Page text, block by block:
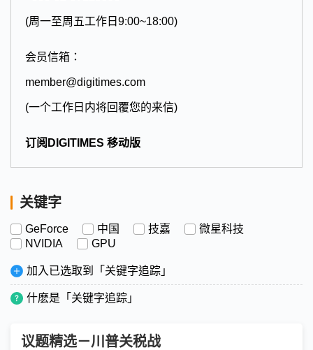
(周一至周五工作日9:00~18:00)
会员信箱：
member@digitimes.com
(一个工作日内将回覆您的来信)
订阅DIGITIMES 移动版
关键字
GeForce 中国 技嘉
微星科技
NVIDIA
GPU
加入已选取到「关键字追踪」
什麽是「关键字追踪」
议题精选－川普关税战